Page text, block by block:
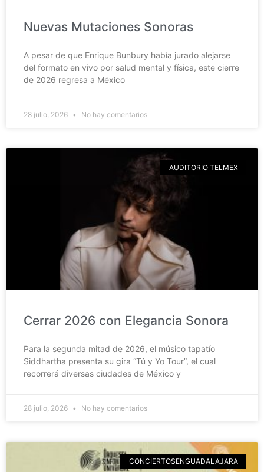
Nuevas Mutaciones Sonoras
A pesar de que Enrique Bunbury había jurado alejarse
del formato en vivo por salud mental y física, este cierre
de 2026 regresa a México
28 julio, 2026 No hay comentarios
AUDITORIO TELMEX
Cerrar 2026 con Elegancia Sonora
Para la segunda mitad de 2026, el músico tapatío
Siddhartha presenta su gira “Tú y Yo Tour”, el cual
recorrerá diversas ciudades de México y
28 julio, 2026 No hay comentarios
CONCIERTOSENGUADALAJARA